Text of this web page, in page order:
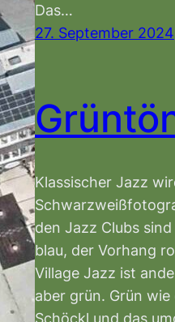
Das…
27. September 2024
Klassischer Jazz
den Jazz Clubs
blau, der Vorhang
Village Jazz ist
aber grün. Grün
Schöckl und das